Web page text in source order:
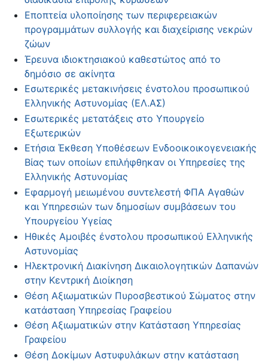
Εποπτεία υλοποίησης των περιφερειακών
προγραμμάτων συλλογής και διαχείρισης νεκρών
ζώων
Έρευνα ιδιοκτησιακού καθεστώτος από το
δημόσιο σε ακίνητα
Εσωτερικές μετακινήσεις ένστολου προσωπικού
Ελληνικής Αστυνομίας (ΕΛ.ΑΣ)
Εσωτερικές μετατάξεις στο Υπουργείο
Εξωτερικών
Ετήσια Έκθεση Υποθέσεων Ενδοοικοικογενειακής
Βίας των οποίων επιλήφθηκαν οι Υπηρεσίες της
Ελληνικής Αστυνομίας
Εφαρμογή μειωμένου συντελεστή ΦΠΑ Αγαθών
και Υπηρεσιών των δημοσίων συμβάσεων του
Υπουργείου Υγείας
Ηθικές Αμοιβές ένστολου προσωπικού Ελληνικής
Αστυνομίας
Ηλεκτρονική Διακίνηση Δικαιολογητικών Δαπανών
στην Κεντρική Διοίκηση
Θέση Αξιωματικών Πυροσβεστικού Σώματος στην
κατάσταση Υπηρεσίας Γραφείου
Θέση Αξιωματικών στην Κατάσταση Υπηρεσίας
Γραφείου
Θέση Δοκίμων Αστυφυλάκων στην κατάσταση